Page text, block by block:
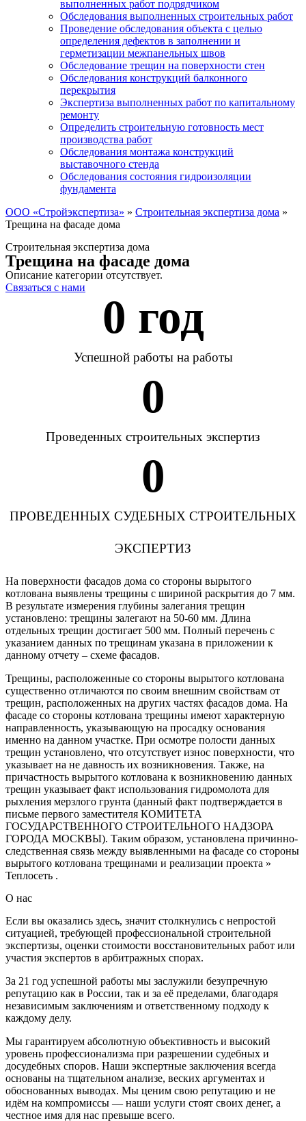
выполненных работ подрядчиком
Обследования выполненных строительных работ
Проведение обследования объекта с целью
определения дефектов в заполнении и
герметизации межпанельных швов
Обследование трещин на поверхности стен
Обследования конструкций балконного
перекрытия
Экспертиза выполненных работ по капитальному
ремонту
Определить строительную готовность мест
производства работ
Обследования монтажа конструкций
выставочного стенда
Обследования состояния гидроизоляции
фундамента
ООО «Стройэкспертиза» » Строительная экспертиза дома »
Трещина на фасаде дома
Строительная экспертиза дома
Трещина на фасаде дома
Описание категории отсутствует.
Связаться с нами
0 год
Успешной работы на работы
0
Проведенных строительных экспертиз
0
ПРОВЕДЕННЫХ СУДЕБНЫХ СТРОИТЕЛЬНЫХ
ЭКСПЕРТИЗ
На поверхности фасадов дома со стороны вырытого
котлована выявлены трещины с шириной раскрытия до 7 мм.
В результате измерения глубины залегания трещин
установлено: трещины залегают на 50-60 мм. Длина
отдельных трещин достигает 500 мм. Полный перечень с
указанием данных по трещинам указана в приложении к
данному отчету – схеме фасадов.
Трещины, расположенные со стороны вырытого котлована
существенно отличаются по своим внешним свойствам от
трещин, расположенных на других частях фасадов дома. На
фасаде со стороны котлована трещины имеют характерную
направленность, указывающую на просадку основания
именно на данном участке. При осмотре полости данных
трещин установлено, что отсутствует износ поверхности, что
указывает на не давность их возникновения. Также, на
причастность вырытого котлована к возникновению данных
трещин указывает факт использования гидромолота для
рыхления мерзлого грунта (данный факт подтверждается в
письме первого заместителя КОМИТЕТА
ГОСУДАРСТВЕННОГО СТРОИТЕЛЬНОГО НАДЗОРА
ГОРОДА МОСКВЫ). Таким образом, установлена причинно-
следственная связь между выявленными на фасаде со стороны
вырытого котлована трещинами и реализации проекта »
Теплосеть .
О нас
Если вы оказались здесь, значит столкнулись с непростой
ситуацией, требующей профессиональной строительной
экспертизы, оценки стоимости восстановительных работ или
участия экспертов в арбитражных спорах.
За 21 год успешной работы мы заслужили безупречную
репутацию как в России, так и за её пределами, благодаря
независимым заключениям и ответственному подходу к
каждому делу.
Мы гарантируем абсолютную объективность и высокий
уровень профессионализма при разрешении судебных и
досудебных споров. Наши экспертные заключения всегда
основаны на тщательном анализе, веских аргументах и
обоснованных выводах. Мы ценим свою репутацию и не
идём на компромиссы — наши услуги стоят своих денег, а
честное имя для нас превыше всего.